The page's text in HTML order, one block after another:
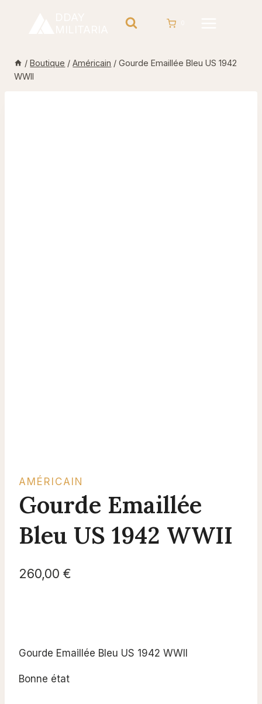
/ Boutique / Américain / Gourde Emaillée Bleu US 1942
WWII
AMÉRICAIN
Gourde Emaillée
Bleu US 1942 WWII
260,00 €
Gourde Emaillée Bleu US 1942 WWII
Bonne état